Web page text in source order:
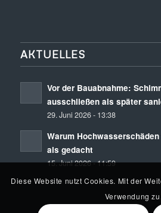
AKTUELLES
Vor der Bauabnahme:
ausschließen als später
29. Juni 2026 - 13:38
Warum
als gedacht
15. Juni 2026 - 11:59
Diese Website nutzt Cookies. Mit der
Verwendung zu.